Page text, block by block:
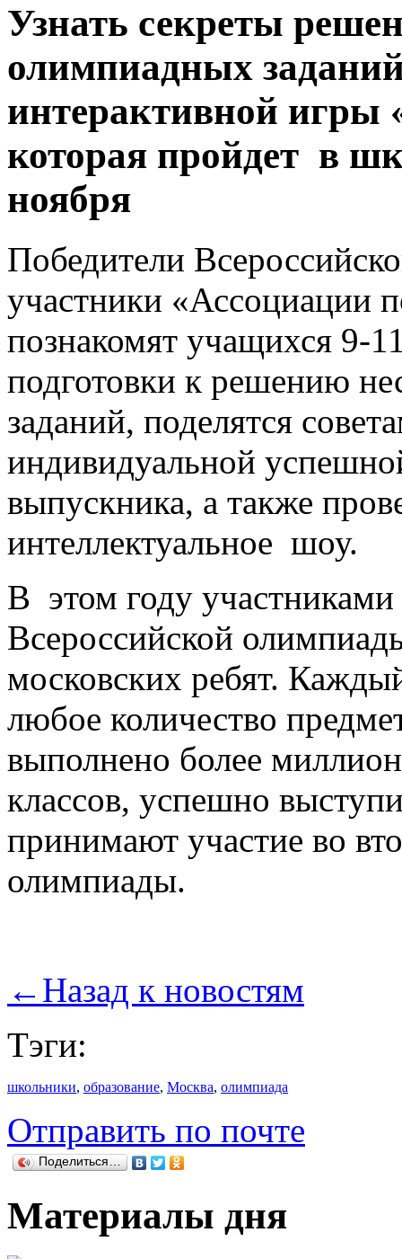
Узнать секреты
олимпиадных
интерактивной игры
которая пройдет в
ноября
Победители
участники «Ассоциации
познакомят учащихся 9-
подготовки к решению
заданий, поделятся
индивидуальной
выпускника, а также
интеллектуальное шоу.
В этом году участниками
Всероссийской
московских ребят.
любое количество
выполнено более
классов, успешно
принимают участие во
олимпиады.
← Назад к новостям
Тэги:
школьники, образование, Москва, олимпиада
Отправить по почте
Поделиться…
Материалы дня